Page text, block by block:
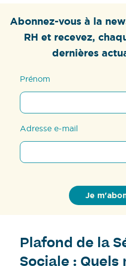
Abonnez-vous à la
RH et recevez,
dernières
Prénom
Adresse e-mail
Plafond de la
Sociale : Quels